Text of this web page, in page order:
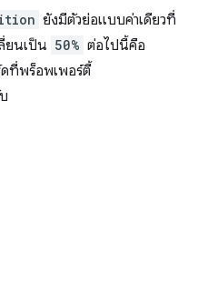
ยังมีตัวย่อแบบค่าเดียวที่
ยนเป็น 50% ต่อไปนี้คือ
ดที่พร็อพเพอร์ตี้